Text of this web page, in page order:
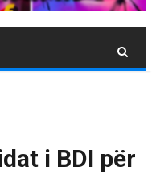
i BDI për